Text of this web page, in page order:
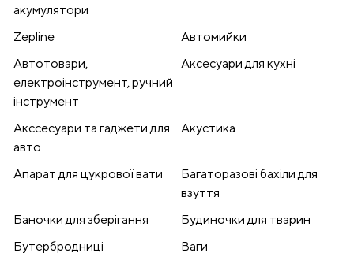
акумулятори
Zepline
Автомийки
Автотовари,
електроінструмент, ручний
інструмент
Аксесуари для кухні
Акссесуари та гаджети для
авто
Акустика
Апарат для цукрової вати
Багаторазові бахіли для
взуття
Баночки для зберігання
Будиночки для тварин
Бутербродниці
Ваги